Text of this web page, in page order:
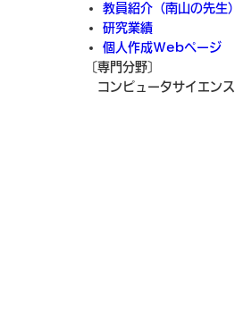
教員紹介（南山の先生）
研究業績
個人作成Webページ
〔専門分野〕
コンピュータサイエンス